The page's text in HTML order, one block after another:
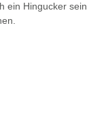
ein Hingucker sein